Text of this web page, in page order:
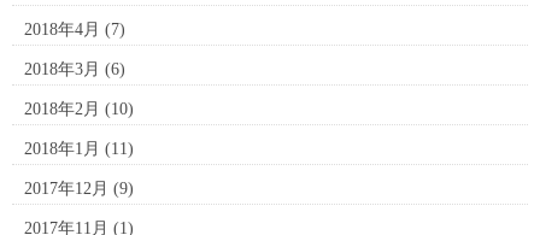
2018年4月 (7)
2018年3月 (6)
2018年2月 (10)
2018年1月 (11)
2017年12月 (9)
2017年11月 (1)